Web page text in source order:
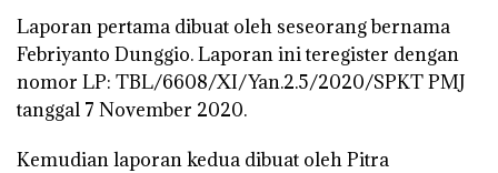
Laporan pertama dibuat oleh seseorang bernama
Febriyanto Dunggio. Laporan ini teregister dengan
nomor LP: TBL/6608/XI/Yan.2.5/2020/SPKT PMJ
tanggal 7 November 2020.
Kemudian laporan kedua dibuat oleh Pitra